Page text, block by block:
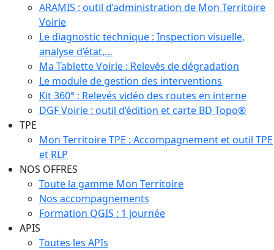
ARAMIS : outil d’administration de Mon Territoire
Voirie
Le diagnostic technique : Inspection visuelle,
analyse d’état,…
Ma Tablette Voirie : Relevés de dégradation
Le module de gestion des interventions
Kit 360° : Relevés vidéo des routes en interne
DGF Voirie : outil d’édition et carte BD Topo®
TPE
Mon Territoire TPE : Accompagnement et outil TPE
et RLP
NOS OFFRES
Toute la gamme Mon Territoire
Nos accompagnements
Formation QGIS : 1 journée
APIS
Toutes les APIs